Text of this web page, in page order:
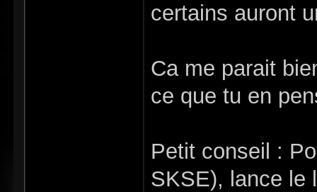
certains auront
Ca me parait
ce que tu en
Petit conseil :
SKSE), lance le